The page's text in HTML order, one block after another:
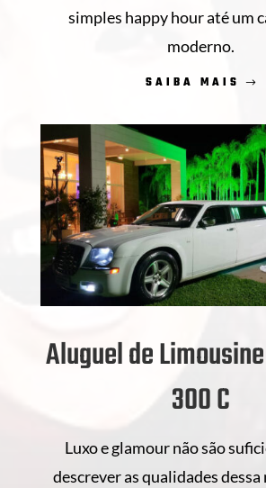
simples happy hour até um
moderno.
SAIBA MAIS
Aluguel de
300 C
Luxo e glamour não são
descrever as qualidades